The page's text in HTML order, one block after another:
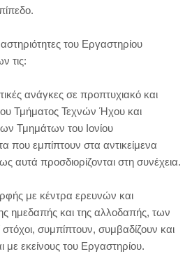
του Εργαστηρίου
τις:
ανάγκες σε προπτυχιακό και
Τμήματος Τεχνών Ήχου και
Τμημάτων του Ιονίου
που εμπίπτουν στα αντικείμενα
αυτά προσδιορίζονται στη συνέχεια.
με κέντρα ερευνών και
ημεδαπής και της αλλοδαπής, των
στόχοι, συμπίπτουν, συμβαδίζουν και
εκείνους του Εργαστηρίου.